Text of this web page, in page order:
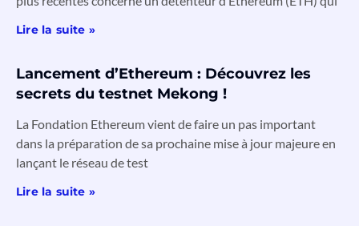
Lire la suite »
Lancement d’Ethereum : Découvrez les
secrets du testnet Mekong !
La Fondation Ethereum vient de faire un pas important
dans la préparation de sa prochaine mise à jour majeure en
lançant le réseau de test
Lire la suite »